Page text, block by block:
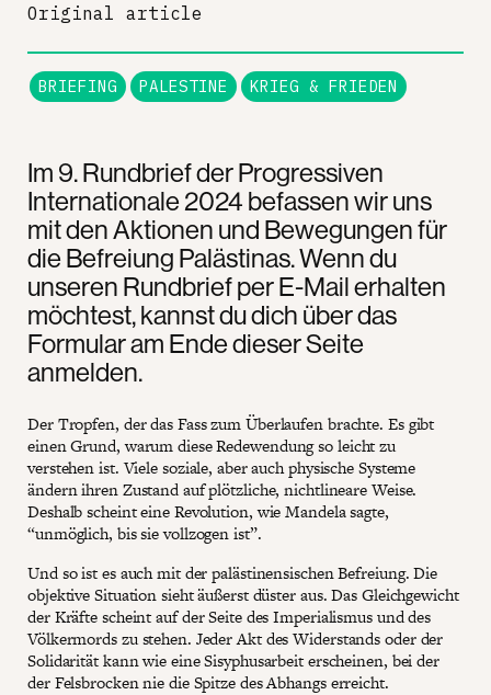
Im 9. Rundbrief der Progressiven
Internationale 2024 befassen wir uns
mit den Aktionen und Bewegungen für
die Befreiung Palästinas. Wenn du
unseren Rundbrief per E-Mail erhalten
möchtest, kannst du dich über das
Formular am Ende dieser Seite
anmelden.
Der Tropfen, der das Fass zum Überlaufen brachte. Es gibt
einen Grund, warum diese Redewendung so leicht zu
verstehen ist. Viele soziale, aber auch physische Systeme
ändern ihren Zustand auf plötzliche, nichtlineare Weise.
Deshalb scheint eine Revolution, wie Mandela sagte,
“unmöglich, bis sie vollzogen ist”.
Und so ist es auch mit der palästinensischen Befreiung. Die
objektive Situation sieht äußerst düster aus. Das Gleichgewicht
der Kräfte scheint auf der Seite des Imperialismus und des
Völkermords zu stehen. Jeder Akt des Widerstands oder der
Solidarität kann wie eine Sisyphusarbeit erscheinen, bei der
der Felsbrocken nie die Spitze des Abhangs erreicht.
Original article
BRIEFING PALESTINE KRIEG & FRIEDEN